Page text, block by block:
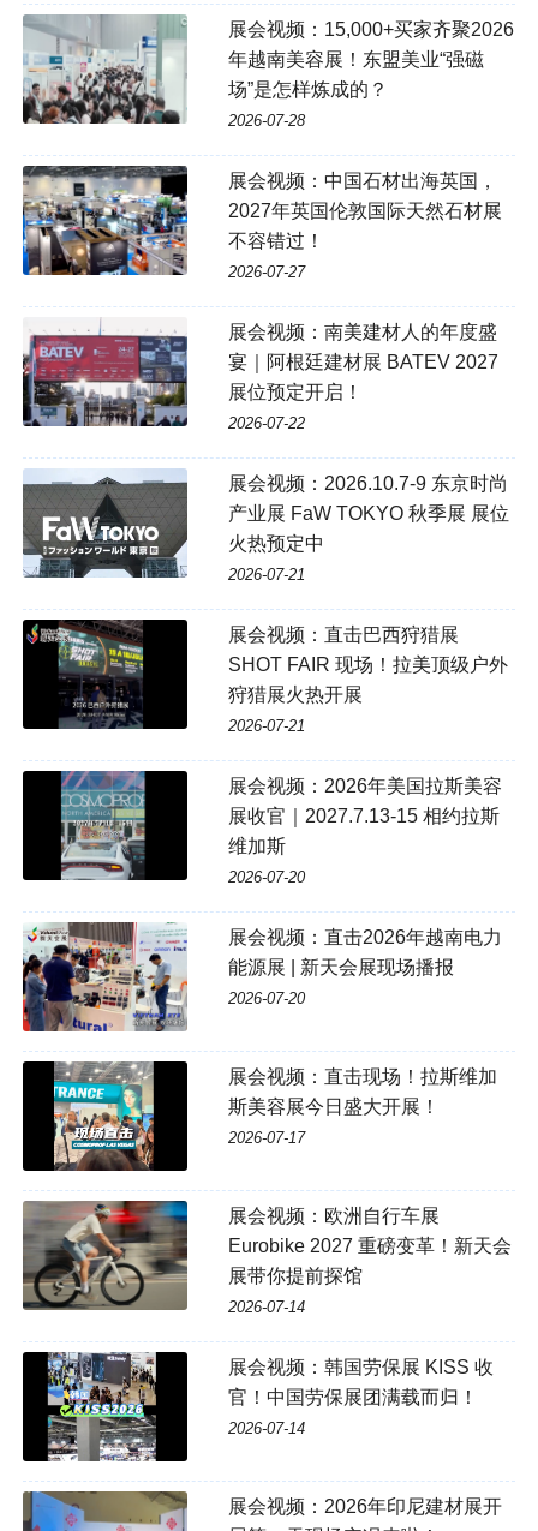
展会视频：15,000+买家齐聚2026
年越南美容展！东盟美业“强磁
场”是怎样炼成的？
2026-07-28
展会视频：中国石材出海英国，
2027年英国伦敦国际天然石材展
不容错过！
2026-07-27
展会视频：南美建材人的年度盛
宴｜阿根廷建材展 BATEV 2027
展位预定开启！
2026-07-22
展会视频：2026.10.7-9 东京时尚
产业展 FaW TOKYO 秋季展 展位
火热预定中
2026-07-21
展会视频：直击巴西狩猎展
SHOT FAIR 现场！拉美顶级户外
狩猎展火热开展
2026-07-21
展会视频：2026年美国拉斯美容
展收官｜2027.7.13-15 相约拉斯
维加斯
2026-07-20
展会视频：直击2026年越南电力
能源展 | 新天会展现场播报
2026-07-20
展会视频：直击现场！拉斯维加
斯美容展今日盛大开展！
2026-07-17
展会视频：欧洲自行车展
Eurobike 2027 重磅变革！新天会
展带你提前探馆
2026-07-14
展会视频：韩国劳保展 KISS 收
官！中国劳保展团满载而归！
2026-07-14
展会视频：2026年印尼建材展开